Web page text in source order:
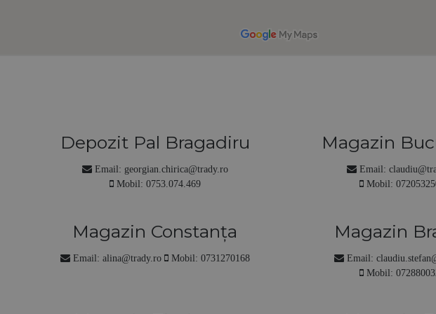
Depozit Pal Bragadiru
Email: georgian.chirica@trady.ro
Mobil: 0753.074.469
Adresa:
Diamantului nr 17 Magazin
Email:
Mobil:
Str. Cuţitul de Argint 2B (incintă
Filaret)
Magazin Constanţa
Email: alina@trady.ro Mobil: 0731270168
Adresa:
Bd.Aurel Vlaicu, nr.151A Magazin
Email:
Mobil:
Str. Bucegi 3A, VGP Park